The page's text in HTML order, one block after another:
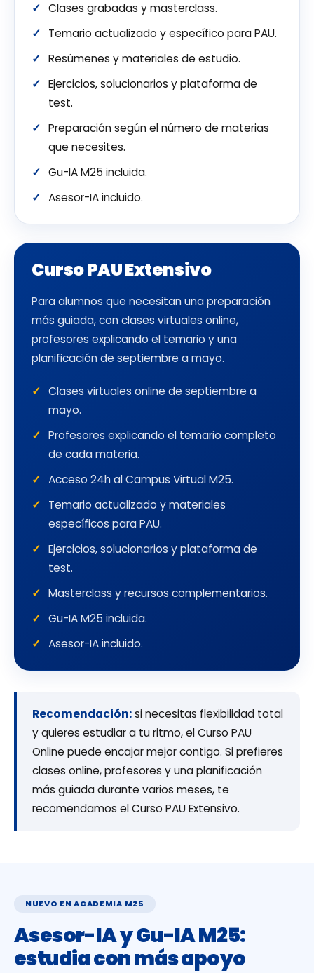
Clases grabadas y masterclass.
Temario actualizado y específico para PAU.
Resúmenes y materiales de estudio.
Ejercicios, solucionarios y plataforma de
test.
Preparación según el número de materias
que necesites.
Gu-IA M25 incluida.
Asesor-IA incluido.
Curso PAU Extensivo
Para alumnos que necesitan una preparación
más guiada, con clases virtuales online,
profesores explicando el temario y una
planificación de septiembre a mayo.
Clases virtuales online de septiembre a
mayo.
Profesores explicando el temario completo
de cada materia.
Acceso 24h al Campus Virtual M25.
Temario actualizado y materiales
específicos para PAU.
Ejercicios, solucionarios y plataforma de
test.
Masterclass y recursos complementarios.
Gu-IA M25 incluida.
Asesor-IA incluido.
Recomendación:si necesitas flexibilidad total
y quieres estudiar a tu ritmo, el Curso PAU
Online puede encajar mejor contigo. Si prefieres
clases online, profesores y una planificación
más guiada durante varios meses, te
recomendamos el Curso PAU Extensivo.
NUEVO EN ACADEMIA M25
Asesor-IA y Gu-IA M25:
estudia con más apoyo